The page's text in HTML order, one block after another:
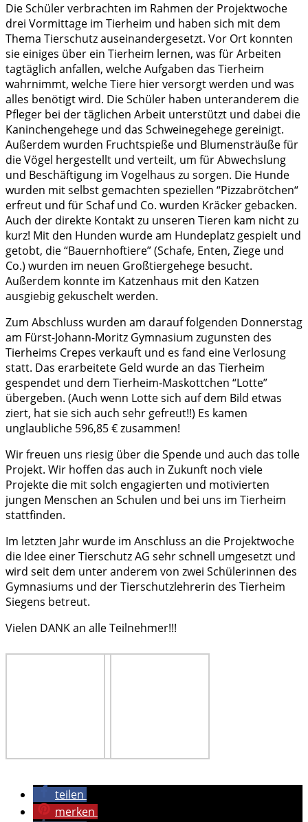
Die Schüler verbrachten im Rahmen der Projektwoche
drei Vormittage im Tierheim und haben sich mit dem
Thema Tierschutz auseinandergesetzt. Vor Ort konnten
sie einiges über ein Tierheim lernen, was für Arbeiten
tagtäglich anfallen, welche Aufgaben das Tierheim
wahrnimmt, welche Tiere hier versorgt werden und was
alles benötigt wird. Die Schüler haben unteranderem die
Pfleger bei der täglichen Arbeit unterstützt und dabei die
Kaninchengehege und das Schweinegehege gereinigt.
Außerdem wurden Fruchtspieße und Blumensträuße für
die Vögel hergestellt und verteilt, um für Abwechslung
und Beschäftigung im Vogelhaus zu sorgen. Die Hunde
wurden mit selbst gemachten speziellen “Pizzabrötchen“
erfreut und für Schaf und Co. wurden Kräcker gebacken.
Auch der direkte Kontakt zu unseren Tieren kam nicht zu
kurz! Mit den Hunden wurde am Hundeplatz gespielt und
getobt, die “Bauernhoftiere” (Schafe, Enten, Ziege und
Co.) wurden im neuen Großtiergehege besucht.
Außerdem konnte im Katzenhaus mit den Katzen
ausgiebig gekuschelt werden.
Zum Abschluss wurden am darauf folgenden Donnerstag
am Fürst-Johann-Moritz Gymnasium zugunsten des
Tierheims Crepes verkauft und es fand eine Verlosung
statt. Das erarbeitete Geld wurde an das Tierheim
gespendet und dem Tierheim-Maskottchen “Lotte”
übergeben. (Auch wenn Lotte sich auf dem Bild etwas
ziert, hat sie sich auch sehr gefreut!!) Es kamen
unglaubliche 596,85 € zusammen!
Wir freuen uns riesig über die Spende und auch das tolle
Projekt. Wir hoffen das auch in Zukunft noch viele
Projekte die mit solch engagierten und motivierten
jungen Menschen an Schulen und bei uns im Tierheim
stattfinden.
Im letzten Jahr wurde im Anschluss an die Projektwoche
die Idee einer Tierschutz AG sehr schnell umgesetzt und
wird seit dem unter anderem von zwei Schülerinnen des
Gymnasiums und der Tierschutzlehrerin des Tierheim
Siegens betreut.
Vielen DANK an alle Teilnehmer!!!
teilen
merken